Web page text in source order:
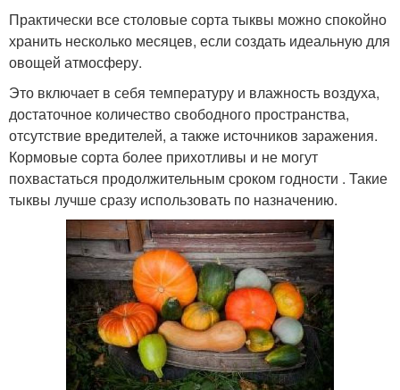
Практически все столовые сорта тыквы можно спокойно
хранить несколько месяцев, если создать идеальную для
овощей атмосферу.
Это включает в себя температуру и влажность воздуха,
достаточное количество свободного пространства,
отсутствие вредителей, а также источников заражения.
Кормовые сорта более прихотливы и не могут
похвастаться продолжительным сроком годности . Такие
тыквы лучше сразу использовать по назначению.